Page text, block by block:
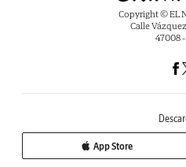
Copyright © EL
Calle
47008
App Store